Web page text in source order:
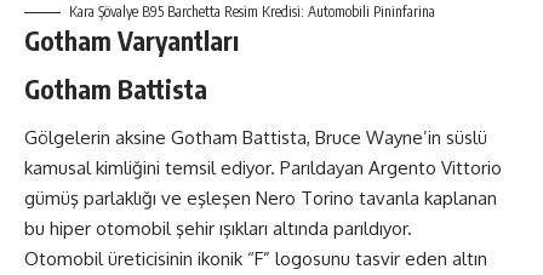
Kara Şövalye B95 Barchetta Resim Kredisi: Automobili Pininfarina
Gotham Varyantları
Gotham Battista
Gölgelerin aksine Gotham Battista, Bruce Wayne’in süslü
kamusal kimliğini temsil ediyor. Parıldayan Argento Vittorio
gümüş parlaklığı ve eşleşen Nero Torino tavanla kaplanan
bu hiper otomobil şehir ışıkları altında parıldıyor.
Otomobil üreticisinin ikonik “F” logosunu tasvir eden altın